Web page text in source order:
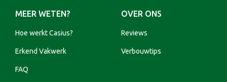
MEER WETEN?
Hoe werkt Casius?
Erkend Vakwerk
FAQ
OVER ONS
Reviews
Verbouwtips